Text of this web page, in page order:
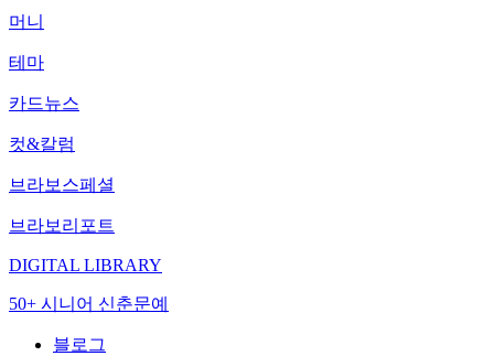
머니
테마
카드뉴스
컷&칼럼
브라보스페셜
브라보리포트
DIGITAL LIBRARY
50+ 시니어 신춘문예
블로그